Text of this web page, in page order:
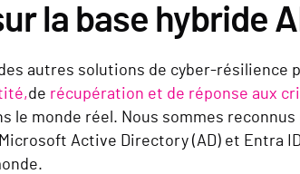
la base hybride
autres solutions de cyber-résilience
de récupération et de réponse aux
le monde réel. Nous sommes
Active Directory (AD) et Entra